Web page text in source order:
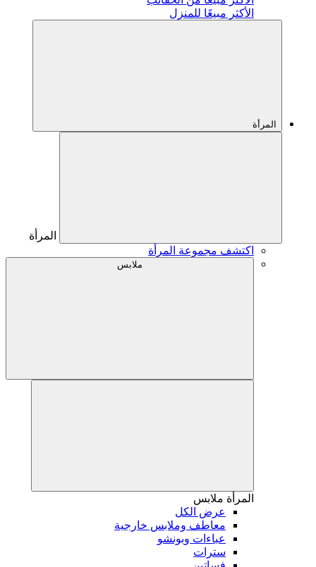
الأكثر مبيعًا للمنزل
المرأة
المرأة
اكتشف مجموعة المرأة
ملابس
المرأة ملابس
عرض الكل
معاطف وملابس خارجية
عباءات وبونشو
سترات